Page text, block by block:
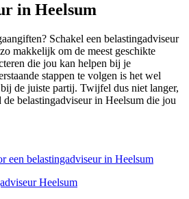
in Heelsum
Schakel een belastingadviseur
makkelijk om de meest geschikte
die jou kan helpen bij je
stappen te volgen is het wel
de juiste partij. Twijfel dus niet langer,
de belastingadviseur in Heelsum die jou
een belastingadviseur in Heelsum
Heelsum